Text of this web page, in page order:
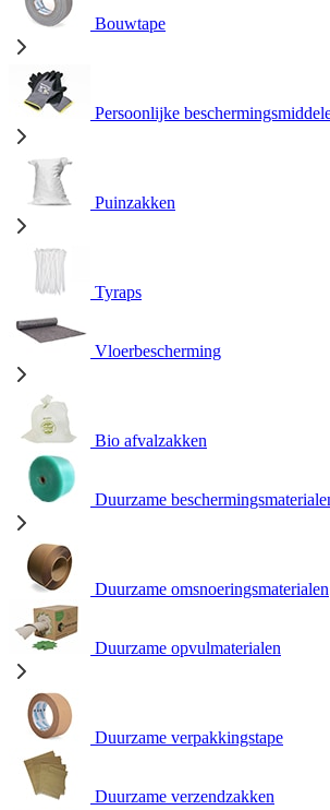
Bouwtape
Persoonlijke
Puinzakken
Tyraps
Vloerbescherming
Bio afvalzakken
Duurzame
Duurzame omsnoeringsmaterialen
Duurzame opvulmaterialen
Duurzame verpakkingstape
Duurzame verzendzakken